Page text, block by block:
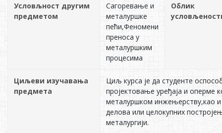
Условљност другим
предметом
Сагоревање и
металуршке
пећи,Феномени
преноса у
металуршким
процесима
Облик
Циљеви изучавања
предмета
Циљ курса је да студенте
пројектовање уређаја и оперме
металуршком инжењерству,као
делова или целокупних
металургији.